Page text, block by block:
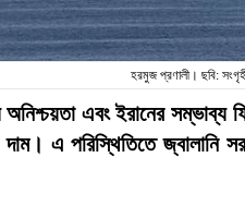
হরমুজ প্রণালী। ছবি:
এবং ইরানের
এ পরিস্থিতিতে জ্বালানি